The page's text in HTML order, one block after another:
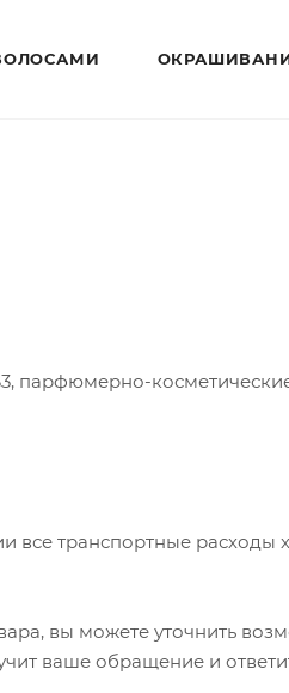
парфюмерно-
все транспортные расходы
вы можете уточнить
ваше обращение и